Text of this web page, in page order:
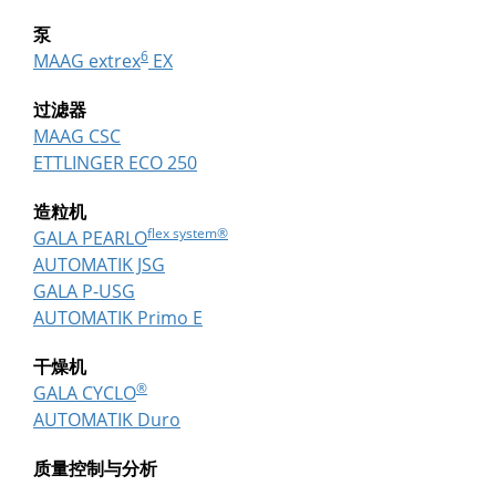
泵
MAAG extrex6 EX
过滤器
MAAG CSC
ETTLINGER ECO 250
造粒机
GALA PEARLOflex system®
AUTOMATIK JSG
GALA P-USG
AUTOMATIK Primo E
干燥机
GALA CYCLO®
AUTOMATIK Duro
质量控制与分析